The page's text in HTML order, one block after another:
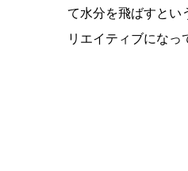
て水分を飛ばすとい
リエイティブになっ